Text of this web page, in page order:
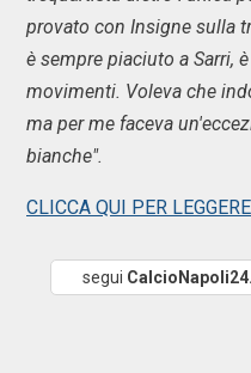
provato con Insigne sulla
è sempre piaciuto a Sarri,
movimenti. Voleva che
ma per me faceva
bianche".
CLICCA QUI PER
segui